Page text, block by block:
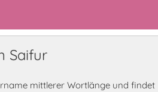
Saifur
mittlerer Wortlänge und findet